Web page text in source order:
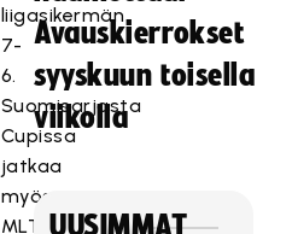
liigasikermän
7-
6.
Suomisarjasta
Cupissa
jatkaa
myös
MLT,
Avauskierrokset
syyskuun toisella
viikolla
UUSIMMAT